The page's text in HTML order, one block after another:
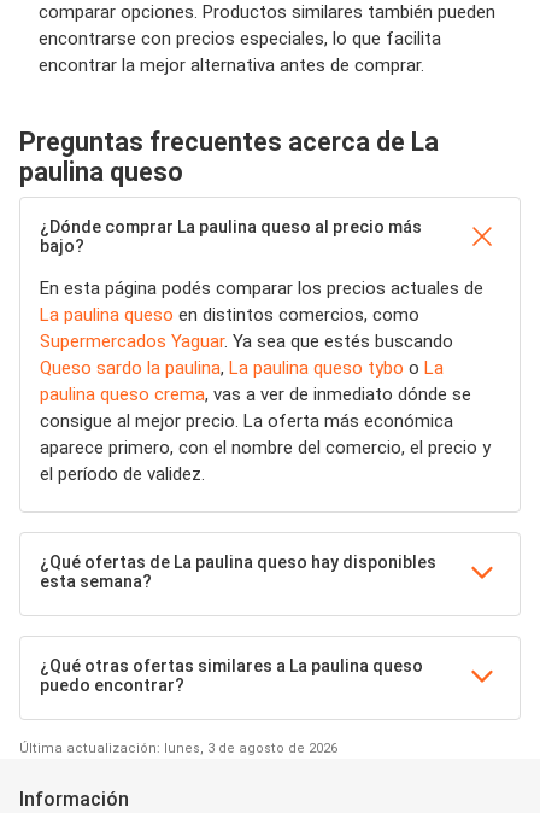
comparar opciones. Productos similares también pueden
encontrarse con precios especiales, lo que facilita
encontrar la mejor alternativa antes de comprar.
Preguntas frecuentes acerca de La
paulina queso
¿Dónde comprar La paulina queso al precio más
bajo?
En esta página podés comparar los precios actuales de
La paulina queso en distintos comercios, como
Supermercados Yaguar. Ya sea que estés buscando
Queso sardo la paulina, La paulina queso tybo o La
paulina queso crema, vas a ver de inmediato dónde se
consigue al mejor precio. La oferta más económica
aparece primero, con el nombre del comercio, el precio y
el período de validez.
¿Qué ofertas de La paulina queso hay disponibles
esta semana?
¿Qué otras ofertas similares a La paulina queso
puedo encontrar?
Última actualización: lunes, 3 de agosto de 2026
Información